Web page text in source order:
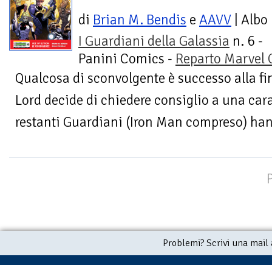
di Brian M. Bendis e AAVV | Albo
I Guardiani della Galassia n. 6 -
Panini Comics - Reparto Marvel
Qualcosa di sconvolgente è successo alla
Lord decide di chiedere consiglio a una
restanti Guardiani (Iron Man compreso)
Problemi? Scrivi una